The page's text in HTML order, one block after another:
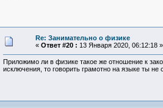
Re: Занимательно о физике
« Ответ #20 : 13 Января 2020, 06:12:18 »
Приложимо ли в физике такое же отношение к
исключения, то говорить грамотно на языке ты не